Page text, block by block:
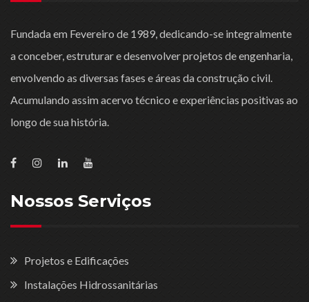
Fundada em Fevereiro de 1989, dedicando-se integralmente
a conceber, estruturar e desenvolver projetos de engenharia,
envolvendo as diversas fases e áreas da construção civil.
Acumulando assim acervo técnico e experiências positivas ao
longo de sua história.
Nossos Serviços
Projetos e Edificações
Instalações Hidrossanitárias